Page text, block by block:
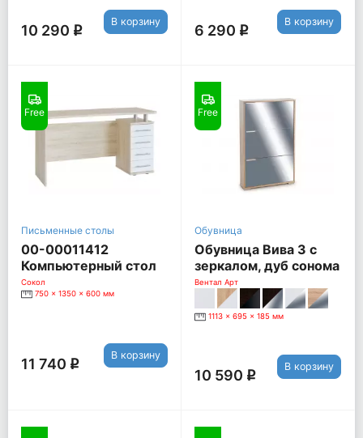
10 290 q
В корзину
6 290 q
В корзину
Free
Письменные столы
00-00011412
Компьютерный стол
КСТ-105, дуб сонома /
белый
Сокол
750 x 1350 x 600 мм
11 740 q
В корзину
Free
Обувница
Обувница Вива 3 с
зеркалом, дуб сонома
Вентал Арт
1113 x 695 x 185 мм
10 590 q
В корзину